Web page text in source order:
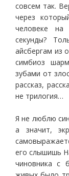
совсем так.
через
человеке на
секунды?
айсбергам из
симбиоз
зубами от
рассказ,
не трилогия…
Я не люблю
а значит,
его слышишь
чиновника с